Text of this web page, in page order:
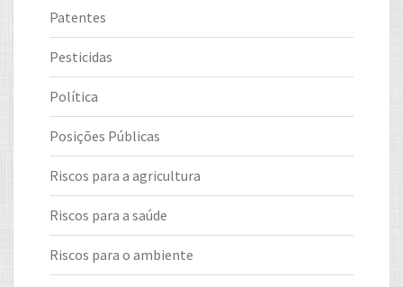
Patentes
Pesticidas
Política
Posições Públicas
Riscos para a agricultura
Riscos para a saúde
Riscos para o ambiente